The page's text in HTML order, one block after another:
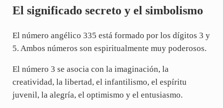
El significado secreto y el simbolismo
El número angélico 335 está formado por los dígitos 3 y
5. Ambos números son espiritualmente muy poderosos.
El número 3 se asocia con la imaginación, la
creatividad, la libertad, el infantilismo, el espíritu
juvenil, la alegría, el optimismo y el entusiasmo.